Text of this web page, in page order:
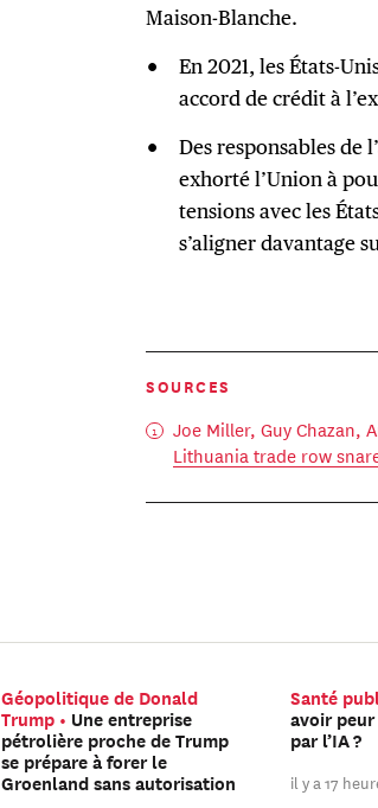
Maison-Blanche.
En 2021, les États-
accord de crédit à
Des responsables de
exhorté l’Union à
tensions avec les
s’aligner davantage
SOURCES
Joe Miller, Guy Chazan,
Lithuania trade row
Géopolitique de Donald
Trump
Une entreprise
pétrolière proche de Trump
se prépare à forer le
Groenland sans autorisation
Santé
avoir
par l’IA ?
il y a 17